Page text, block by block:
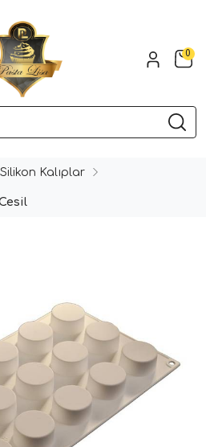
0
Silikon Kalıplar